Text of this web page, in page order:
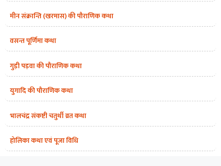
मीन संक्रान्ति (खरमास) की पौराणिक कथा
वसन्त पूर्णिमा कथा
गुड़ी पड़वा की पौराणिक कथा
युगादि की पौराणिक कथा
भालचंद्र संकष्टी चतुर्थी व्रत कथा
होलिका कथा एवं पूजा विधि